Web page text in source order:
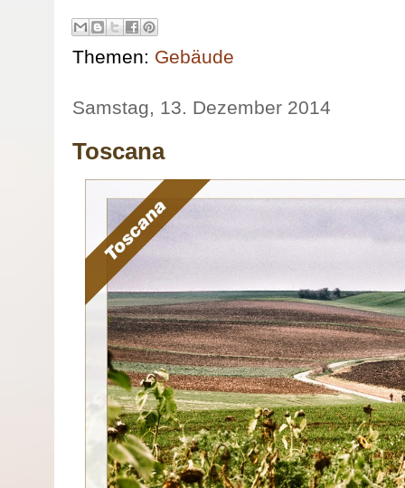
Themen: Gebäude
Samstag, 13. Dezember 2014
Toscana